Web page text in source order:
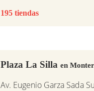
195 tiendas
Plaza La Silla en
Av. Eugenio Garza Sada